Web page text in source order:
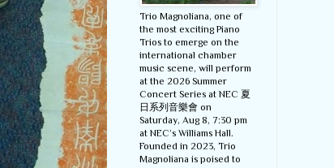
Trio Magnoliana, one of
the most exciting Piano
Trios to emerge on the
international chamber
music scene, will perform
at the 2026 Summer
Concert Series at NEC 夏
日系列音樂會 on
Saturday, Aug 8, 7:30 pm
at NEC’s Williams Hall.
Founded in 2023, Trio
Magnoliana is poised to